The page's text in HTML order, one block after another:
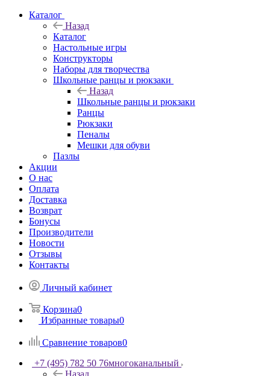
Каталог
Назад
Каталог
Настольные игры
Конструкторы
Наборы для творчества
Школьные ранцы и рюкзаки
Назад
Школьные ранцы и рюкзаки
Ранцы
Рюкзаки
Пеналы
Мешки для обуви
Пазлы
Акции
О нас
Оплата
Доставка
Возврат
Бонусы
Производители
Новости
Отзывы
Контакты
Личный кабинет
Корзина0
Избранные товары0
Сравнение товаров0
+7 (495) 782 50 76многоканальный
Назад